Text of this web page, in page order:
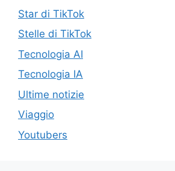
Star di TikTok
Stelle di TikTok
Tecnologia AI
Tecnologia IA
Ultime notizie
Viaggio
Youtubers